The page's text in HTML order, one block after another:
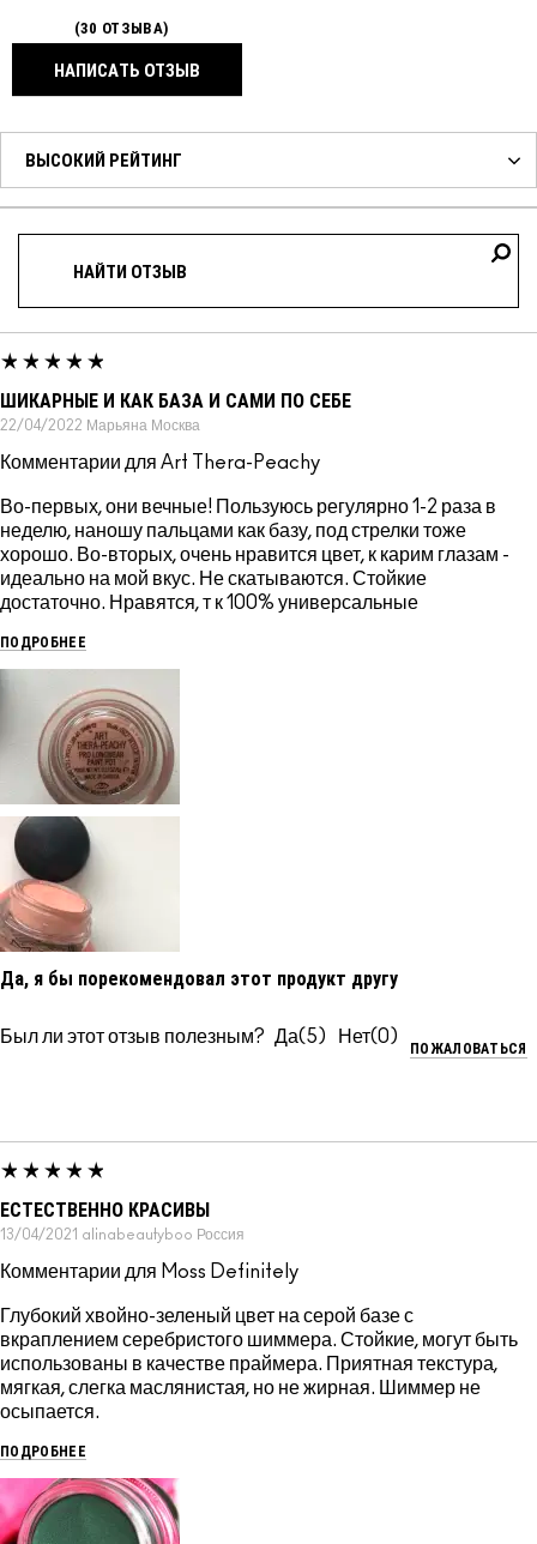
30 ОТЗЫВА
НАПИСАТЬ ОТЗЫВ
ШИКАРНЫЕ И КАК БАЗА И САМИ ПО СЕБЕ
22/04/2022 Марьяна Москва
Комментарии для Art Thera-Peachy
Во-первых, они вечные! Пользуюсь регулярно 1-2 раза в
неделю, наношу пальцами как базу, под стрелки тоже
хорошо. Во-вторых, очень нравится цвет, к карим глазам -
идеально на мой вкус. Не скатываются. Стойкие
достаточно. Нравятся, т к 100% универсальные
ПОДРОБНЕЕ
Да, я бы порекомендовал этот продукт другу
Был ли этот отзыв полезным? 5 0
ПОЖАЛОВАТЬСЯ
ЕСТЕСТВЕННО КРАСИВЫ
13/04/2021 alinabeautyboo Россия
Комментарии для Moss Definitely
Глубокий хвойно-зеленый цвет на серой базе с
вкраплением серебристого шиммера. Стойкие, могут быть
использованы в качестве праймера. Приятная текстура,
мягкая, слегка маслянистая, но не жирная. Шиммер не
осыпается.
ПОДРОБНЕЕ